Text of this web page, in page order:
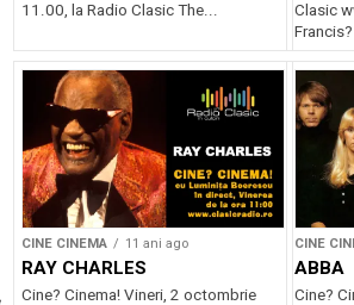
11.00, la Radio Clasic The...
Clasic
CINE CINEMA 11 ani ago
RAY CHARLES
Cine? Cinema! Vineri, 2 octombrie
CINE
ABBA
Cine?